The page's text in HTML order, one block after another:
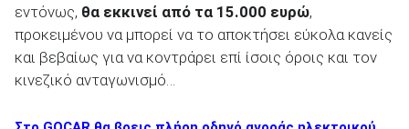
εντόνως, θα εκκινεί από τα 15.000 ευρώ,
προκειμένου να μπορεί να το αποκτήσει εύκολα κανείς
και βεβαίως για να κοντράρει επί ίσοις όροις και τον
κινεζικό ανταγωνισμό…